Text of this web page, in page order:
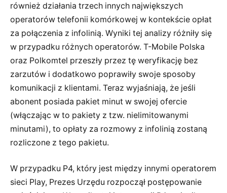
również działania trzech innych największych
operatorów telefonii komórkowej w kontekście opłat
za połączenia z infolinią. Wyniki tej analizy różniły się
w przypadku różnych operatorów. T-Mobile Polska
oraz Polkomtel przeszły przez tę weryfikację bez
zarzutów i dodatkowo poprawiły swoje sposoby
komunikacji z klientami. Teraz wyjaśniają, że jeśli
abonent posiada pakiet minut w swojej ofercie
(włączając w to pakiety z tzw. nielimitowanymi
minutami), to opłaty za rozmowy z infolinią zostaną
rozliczone z tego pakietu.
W przypadku P4, który jest między innymi operatorem
sieci Play, Prezes Urzędu rozpoczął postępowanie